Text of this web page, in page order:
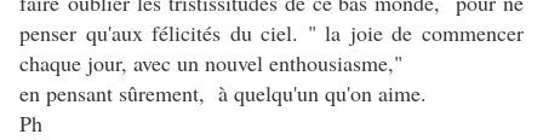
penser qu'aux félicités du ciel. " la joie de commencer
chaque jour, avec un nouvel enthousiasme,"
en pensant sûrement, à quelqu'un qu'on aime.
Ph